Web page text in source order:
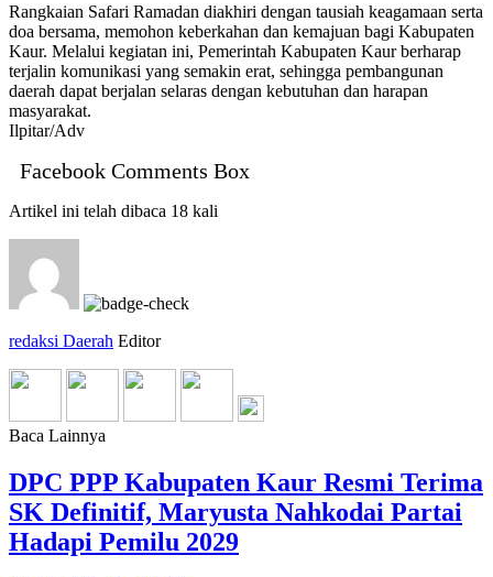
Rangkaian Safari Ramadan diakhiri dengan tausiah keagamaan serta
doa bersama, memohon keberkahan dan kemajuan bagi Kabupaten
Kaur. Melalui kegiatan ini, Pemerintah Kabupaten Kaur berharap
terjalin komunikasi yang semakin erat, sehingga pembangunan
daerah dapat berjalan selaras dengan kebutuhan dan harapan
masyarakat.
Ilpitar/Adv
Facebook Comments Box
Artikel ini telah dibaca 18 kali
redaksi Daerah Editor
Baca Lainnya
DPC PPP Kabupaten Kaur Resmi Terima
SK Definitif, Maryusta Nahkodai Partai
Hadapi Pemilu 2029